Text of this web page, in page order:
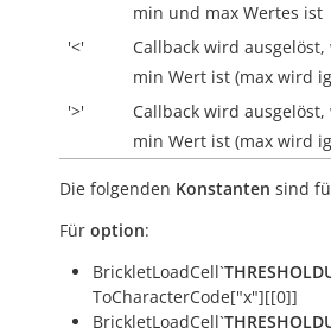
min und max Wertes ist
'<'
Callback wird
min Wert ist (max wird
'>'
Callback wird
min Wert ist (max wird
Die folgenden Konstanten sind
Für option:
BrickletLoadCell`
ToCharacterCode["x"][[0]]
BrickletLoadCell`